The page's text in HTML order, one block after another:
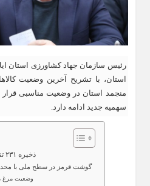
رئیس سازمان جهاد کشاورزی استان
استان، با تشریح آخرین وضعیت
منجمد استان در وضعیت مناسبی قرار
سهمیه جدید ادامه دارد.
ذخیره ۲۳۱ تنی مرغ منجمد در استان ایلام
گوشت قرمز در سطح ملی با
وضعیت مرغ